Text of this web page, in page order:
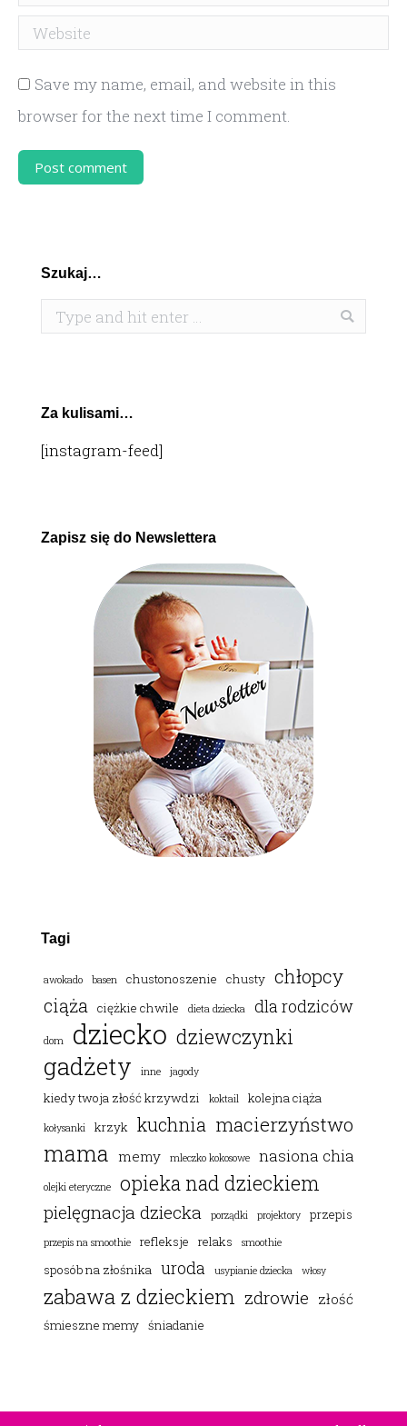
Website
Save my name, email, and website in this
browser for the next time I comment.
Post comment
Szukaj…
Search:
Za kulisami…
[instagram-feed]
Zapisz się do Newslettera
Tagi
awokado basen chustonoszenie chusty chłopcy
ciąża ciężkie chwile dieta dziecka dla rodziców
dom dziecko dziewczynki
gadżety inne jagody
kiedy twoja złość krzywdzi koktail kolejna ciąża
kołysanki krzyk kuchnia macierzyństwo
mama memy mleczko kokosowe nasiona chia
olejki eteryczne opieka nad dzieckiem
pielęgnacja dziecka porządki projektory przepis
przepis na smoothie refleksje relaks smoothie
sposób na złośnika uroda usypianie dziecka włosy
zabawa z dzieckiem zdrowie złość
śmieszne memy śniadanie